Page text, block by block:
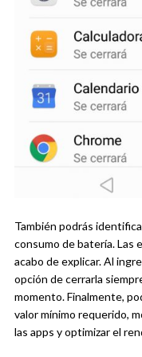
También podrás
consumo de batería. Las
acabo de explicar. Al
opción de cerrarla
momento. Finalmente,
valor mínimo requerido,
las apps y optimizar el